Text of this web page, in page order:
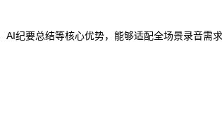
纪要总结等核心优势，能够适配全场景录音需